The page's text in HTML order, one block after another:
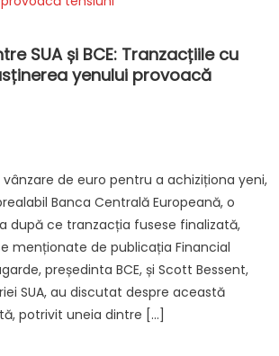
SUA și BCE: Tranzacțiile cu
yenului provoacă
de euro pentru a achiziționa yeni,
Banca Centrală Europeană, o
după ce tranzacția fusese finalizată,
menționate de publicația Financial
președinta BCE, și Scott Bessent,
SUA, au discutat despre această
potrivit uneia dintre […]